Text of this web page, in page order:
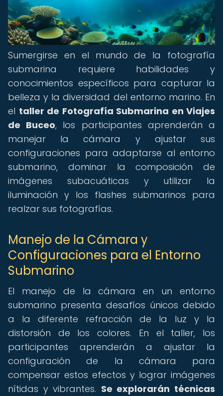
Sumergirse en el mundo de la fotografía
submarina requiere habilidades y
conocimientos específicos para capturar la
belleza y la diversidad del entorno marino. En
el taller de Fotografía Submarina en Viajes
de Buceo, los participantes aprenderán a
manejar la cámara y ajustar sus
configuraciones para adaptarse al entorno
submarino, dominar la composición de
imágenes subacuáticas y utilizar la
iluminación y los flashes submarinos para
realzar sus fotografías.
Manejo de la Cámara y
Configuraciones para el Entorno
Submarino
El manejo de la cámara en un entorno
submarino presenta desafíos únicos debido
a la diferente refracción de la luz y la
distorsión de los colores. En el taller, los
participantes aprenderán a ajustar la
configuración de la cámara para
compensar estos efectos y lograr imágenes
nítidas y vibrantes. Se explorarán técnicas